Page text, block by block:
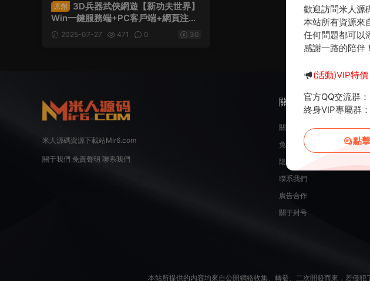
原創
3D兵器武俠網遊【新功夫世界】
Win一鍵服務端+PC客戶端+網頁注冊
+GM工具+視頻架設教程
2025-07-27 471 0 30
米人源碼資源下載站Mir6.com
關于我們 免責聲明 聯系我們
關于我們
關于我們
免責申明
隐私政策
聯系我們
廣告合作
關于封号
本站所提供的内容均來自公開網絡收集、轉發、二次開發而來，若侵
歡迎訪問米人源
本站所有資源來
任何問題都可以
感謝一路的陪伴！
(活動)VIP特
官方QQ交流群
終身VIP專屬群
點